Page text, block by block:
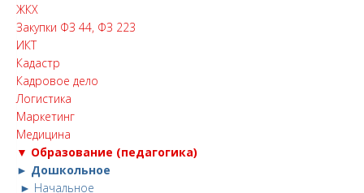
ЖКХ
Закупки ФЗ 44, ФЗ 223
ИКТ
Кадастр
Кадровое дело
Логистика
Маркетинг
Медицина
▼ Образование (педагогика)
► Дошкольное
► Начальное